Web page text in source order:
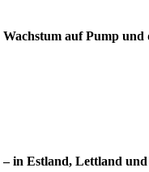
auf Pump
in Estland, Lettland